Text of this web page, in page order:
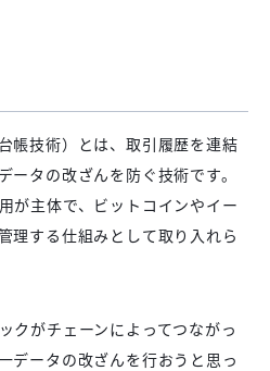
帳技術）とは、取引履歴を連結
ータの改ざんを防ぐ技術です。
が主体で、ビットコインやイー
理する仕組みとして取り入れら
クがチェーンによってつながっ
データの改ざんを行おうと思っ